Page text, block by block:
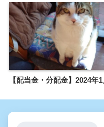
【配当金・分配金】2024年